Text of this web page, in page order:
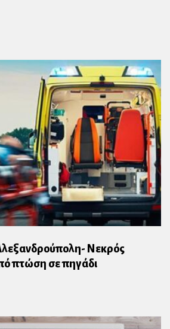
Νεκρός
πτώση σε πηγάδι